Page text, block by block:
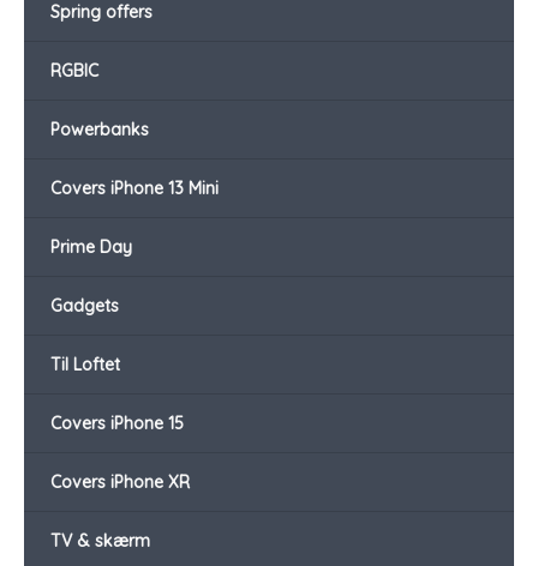
Spring offers
RGBIC
Powerbanks
Covers iPhone 13 Mini
Prime Day
Gadgets
Til Loftet
Covers iPhone 15
Covers iPhone XR
TV & skærm